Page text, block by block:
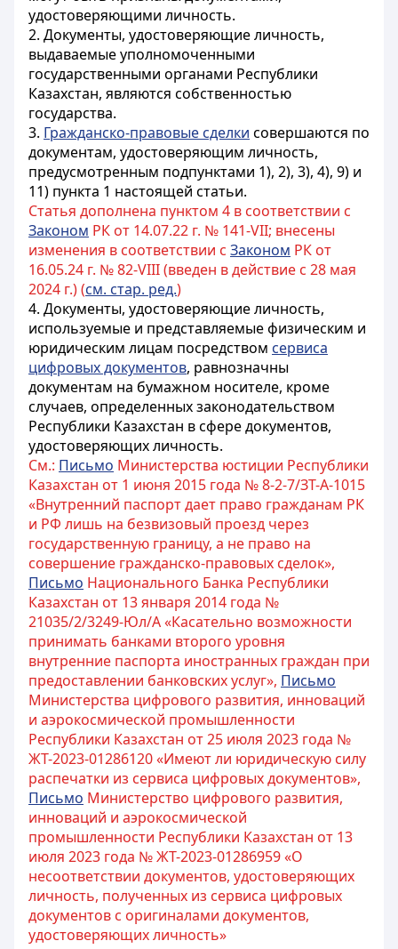
удостоверяющими личность.
2. Документы, удостоверяющие личность,
выдаваемые уполномоченными
государственными органами Республики
Казахстан, являются собственностью
государства.
3. Гражданско-правовые сделки совершаются по
документам, удостоверяющим личность,
предусмотренным подпунктами 1), 2), 3), 4), 9) и
11) пункта 1 настоящей статьи.
Статья дополнена пунктом 4 в соответствии с
Законом РК от 14.07.22 г. № 141-VII; внесены
изменения в соответствии с Законом РК от
16.05.24 г. № 82-VIII (введен в действие с 28 мая
2024 г.) (см. стар. ред.)
4. Документы, удостоверяющие личность,
используемые и представляемые физическим и
юридическим лицам посредством сервиса
цифровых документов, равнозначны
документам на бумажном носителе, кроме
случаев, определенных законодательством
Республики Казахстан в сфере документов,
удостоверяющих личность.
См.: Письмо Министерства юстиции Республики
Казахстан от 1 июня 2015 года № 8-2-7/ЗТ-А-1015
«Внутренний паспорт дает право гражданам РК
и РФ лишь на безвизовый проезд через
государственную границу, а не право на
совершение гражданско-правовых сделок»,
Письмо Национального Банка Республики
Казахстан от 13 января 2014 года №
21035/2/3249-Юл/А «Касательно возможности
принимать банками второго уровня
внутренние паспорта иностранных граждан при
предоставлении банковских услуг», Письмо
Министерства цифрового развития, инноваций
и аэрокосмической промышленности
Республики Казахстан от 25 июля 2023 года №
ЖТ-2023-01286120 «Имеют ли юридическую силу
распечатки из сервиса цифровых документов»,
Письмо Министерство цифрового развития,
инноваций и аэрокосмической
промышленности Республики Казахстан от 13
июля 2023 года № ЖТ-2023-01286959 «О
несоответствии документов, удостоверяющих
личность, полученных из сервиса цифровых
документов с оригиналами документов,
удостоверяющих личность»